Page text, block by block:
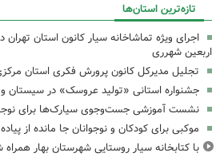
تازه‌ترین استان‌ها
اجرای ویژه تماشاخانه سیار کانون استان تهران
اربعین شهرری
تجلیل مدیرکل کانون پرورش فکری استان
جشنواره استانی «تولید عروسک» در سیستان
نشست آموزشی جست‌وجوی سیارک‌ها برای
موکبی برای کودکان و نوجوانان جا مانده از
با کتابخانه سیار روستایی شهرستان بهار همراه